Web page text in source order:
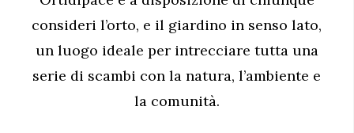
consideri l’orto, e il giardino in senso lato,
un luogo ideale per intrecciare tutta una
serie di scambi con la natura, l’ambiente e
la comunità.